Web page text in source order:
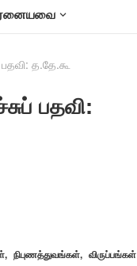
த.தே.கூ
பதவி:
விருப்பங்கள்